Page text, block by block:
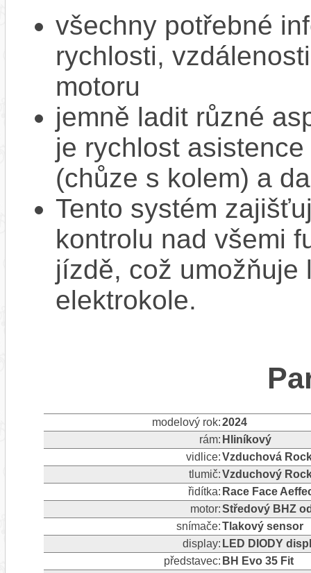
všechny potřebné
rychlosti,
motoru
jemně ladit různé
je rychlost
(chůze s kolem) a
Tento systém
kontrolu nad všemi
jízdě, což
elektrokole.
modelový rok:2024
rám: Hliníkový
vidlice:Vzduchová
tlumič:Vzduchový
řidítka: Race Face
motor:Středový BHZ
snímače:Tlakový sensor
display: LED DIODY
představec: BH Evo 35 Fit